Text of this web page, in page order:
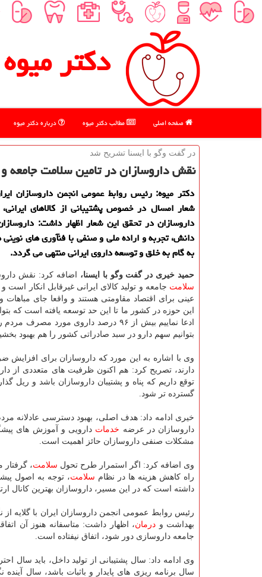
دكتر میوه
صفحه اصلی مطالب دكتر میوه درباره دكتر میوه
در گفت وگو با ایسنا تشریح شد
نقش داروسازان در تامین سلامت جامعه و
دكتر میوه: رئیس روابط عمومی انجمن داروسازان
شعار امسال در خصوص پشتیبانی از كالاهای
داروسازان در تحقق این شعار اظهار داشت:
دانش، تجربه و اراده ملی و صنفی با فنآوری های
به گام به خلق و توسعه داروی ایرانی منتهی می گردد.
حمید خیری در گفت وگو با ایسنا،
اضافه كرد: نقش
سلامت جامعه و تولید كالای ایرانی غیرقابل انكار است
عینی برای اقتصاد مقاومتی هستند و واقعا جای مباهات و
این حوزه در كشور ما تا این حد توسعه یافته است كه
ادعا نماییم بیش از ۹۶ درصد داروی
بتوانیم سهم دارو در سبد صادراتی كشور را هم بهبود
وی با اشاره به این مورد كه داروسازان برای افزایش
دارند، تصریح كرد: هم اكنون ظرفیت های متعددی از
توقع داریم كه پناه و پشتیبان داروسازان باشد و ریل
گسترده تر شود.
خیری ادامه داد: هدف اصلی، بهبود دسترسی عادلانه
داروسازان در عرضه خدمات دارویی و آموزش های
مشكلات صنفی داروسازان حائز اهمیت است.
وی اضافه كرد: اگر استمرار طرح تحول سلامت، گرفتار
راه كاهش هزینه ها در نظام سلامت، توجه به اصول
داشته است كه در این مسیر، داروسازان بهترین كانال
رئیس روابط عمومی انجمن داروسازان ایران با
بهداشت و درمان، اظهار داشت: متاسفانه هنوز آن
جامعه داروسازی دور شود، اتفاق نیفتاده است.
وی ادامه داد: سال پشتیبانی از تولید داخل، باید
سال برنامه ریزی های پایدار و باثبات باشد، سال آینده